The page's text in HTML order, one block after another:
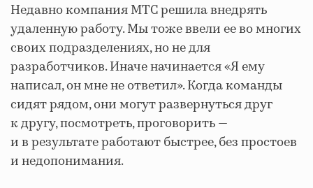
Недавно компания МТС решила внедрять
удаленную работу. Мы тоже ввели ее во многих
своих подразделениях, но не для
разработчиков. Иначе начинается «Я ему
написал, он мне не ответил». Когда команды
сидят рядом, они могут развернуться друг
к другу, посмотреть, проговорить —
и в результате работают быстрее, без простоев
и недопонимания.